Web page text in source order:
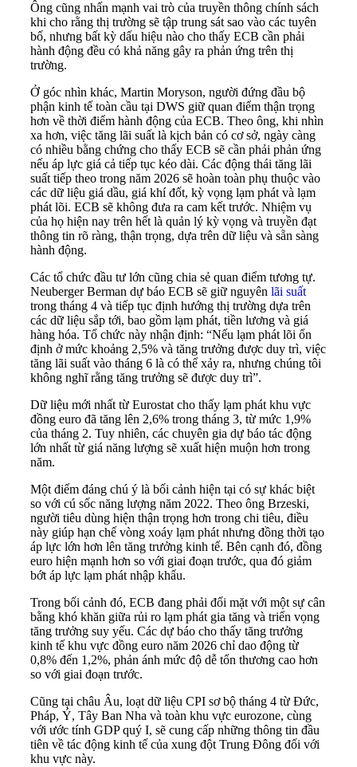
Ông cũng nhấn mạnh vai trò của truyền thông chính sách
khi cho rằng thị trường sẽ tập trung sát sao vào các tuyên
bố, nhưng bất kỳ dấu hiệu nào cho thấy ECB cần phải
hành động đều có khả năng gây ra phản ứng trên thị
trường.
Ở góc nhìn khác, Martin Moryson, người đứng đầu bộ
phận kinh tế toàn cầu tại DWS giữ quan điểm thận trọng
hơn về thời điểm hành động của ECB. Theo ông, khi nhìn
xa hơn, việc tăng lãi suất là kịch bản có cơ sở, ngày càng
có nhiều bằng chứng cho thấy ECB sẽ cần phải phản ứng
nếu áp lực giá cả tiếp tục kéo dài. Các động thái tăng lãi
suất tiếp theo trong năm 2026 sẽ hoàn toàn phụ thuộc vào
các dữ liệu giá dầu, giá khí đốt, kỳ vọng lạm phát và lạm
phát lõi. ECB sẽ không đưa ra cam kết trước. Nhiệm vụ
của họ hiện nay trên hết là quản lý kỳ vọng và truyền đạt
thông tin rõ ràng, thận trọng, dựa trên dữ liệu và sẵn sàng
hành động.
Các tổ chức đầu tư lớn cũng chia sẻ quan điểm tương tự.
Neuberger Berman dự báo ECB sẽ giữ nguyên lãi suất
trong tháng 4 và tiếp tục định hướng thị trường dựa trên
các dữ liệu sắp tới, bao gồm lạm phát, tiền lương và giá
hàng hóa. Tổ chức này nhận định: “Nếu lạm phát lõi ổn
định ở mức khoảng 2,5% và tăng trưởng được duy trì, việc
tăng lãi suất vào tháng 6 là có thể xảy ra, nhưng chúng tôi
không nghĩ rằng tăng trưởng sẽ được duy trì”.
Dữ liệu mới nhất từ Eurostat cho thấy lạm phát khu vực
đồng euro đã tăng lên 2,6% trong tháng 3, từ mức 1,9%
của tháng 2. Tuy nhiên, các chuyên gia dự báo tác động
lớn nhất từ giá năng lượng sẽ xuất hiện muộn hơn trong
năm.
Một điểm đáng chú ý là bối cảnh hiện tại có sự khác biệt
so với cú sốc năng lượng năm 2022. Theo ông Brzeski,
người tiêu dùng hiện thận trọng hơn trong chi tiêu, điều
này giúp hạn chế vòng xoáy lạm phát nhưng đồng thời tạo
áp lực lớn hơn lên tăng trưởng kinh tế. Bên cạnh đó, đồng
euro hiện mạnh hơn so với giai đoạn trước, qua đó giảm
bớt áp lực lạm phát nhập khẩu.
Trong bối cảnh đó, ECB đang phải đối mặt với một sự cân
bằng khó khăn giữa rủi ro lạm phát gia tăng và triển vọng
tăng trưởng suy yếu. Các dự báo cho thấy tăng trưởng
kinh tế khu vực đồng euro năm 2026 chỉ dao động từ
0,8% đến 1,2%, phản ánh mức độ dễ tổn thương cao hơn
so với giai đoạn trước.
Cũng tại châu Âu, loạt dữ liệu CPI sơ bộ tháng 4 từ Đức,
Pháp, Ý, Tây Ban Nha và toàn khu vực eurozone, cùng
với ước tính GDP quý I, sẽ cung cấp những thông tin đầu
tiên về tác động kinh tế của xung đột Trung Đông đối với
khu vực này.